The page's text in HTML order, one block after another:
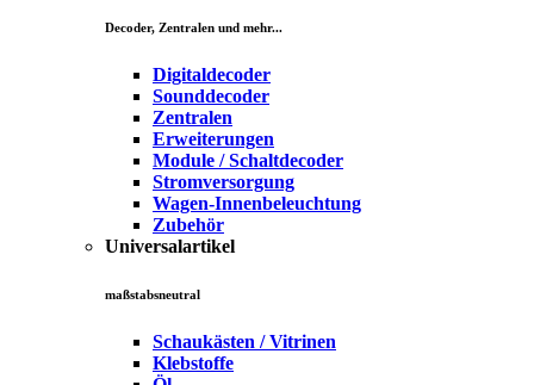
Decoder, Zentralen und mehr...
Digitaldecoder
Sounddecoder
Zentralen
Erweiterungen
Module / Schaltdecoder
Stromversorgung
Wagen-Innenbeleuchtung
Zubehör
Universalartikel
maßstabsneutral
Schaukästen / Vitrinen
Klebstoffe